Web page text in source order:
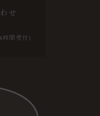
せ
時間受付)